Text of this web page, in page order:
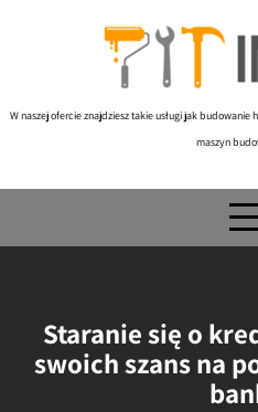
W naszej ofercie znajdziesz takie usługi jak
maszyn
Staranie się o
swoich szans na